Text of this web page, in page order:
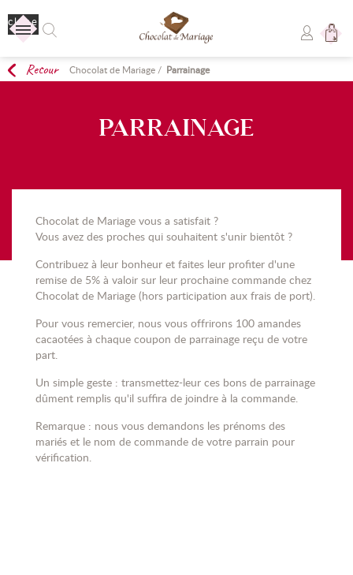
close
Aucun produit
Livraison gratuite !
Retour Chocolat de Mariage/ Parrainage
PARRAINAGE
Chocolat de Mariage vous a satisfait ?
Vous avez des proches qui souhaitent s'unir bientôt ?
Contribuez à leur bonheur et faites leur profiter d'une
remise de 5% à valoir sur leur prochaine commande chez
Chocolat de Mariage (hors participation aux frais de port).
Pour vous remercier, nous vous offrirons 100 amandes
cacaotées à chaque coupon de parrainage reçu de votre
part.
Un simple geste : transmettez-leur ces bons de parrainage
dûment remplis qu'il suffira de joindre à la commande.
Remarque : nous vous demandons les prénoms des
mariés et le nom de commande de votre parrain pour
vérification.